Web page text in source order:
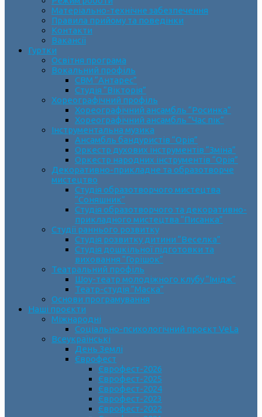
Матеріально-технічне забезпечення
Правила прийому та поведінки
Контакти
Вакансії
Гуртки
Освітня програма
Вокальний профіль
СВМ “Антарес”
Студія “Вікторія”
Хореографічний профіль
Хореографічний ансамбль “Росинка”
Хореографічний ансамбль “Час пік”
Інструментальна музика
Ансамбль бандуристів “Орія”
Оркестр духових інструментів “Зміна”
Оркестр народних інструментів “Орія”
Декоративно-прикладне та образотворче
мистецтво
Cтудія образотворчого мистецтва
“Соняшник”
Студія образотворчого та декоративно-
прикладного мистецтва “Писанка”
Студії раннього розвитку
Студія розвитку дитини “Веселка”
Студія дошкільної підготовки та
виховання “Горішок”
Театральний профіль
Шоу-театр молодіжного клубу “Імідж”
Театр-студія “Маска”
Основи програмування
Наші проєкти
Міжнародні
Соціально-психологічний проєкт VeLa
Всеукраїнські
День Землі
Єврофест
Єврофест-2026
Єврофест-2025
Єврофест-2024
Єврофест-2023
Єврофест-2022